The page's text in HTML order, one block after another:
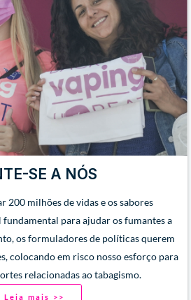
SE A NÓS
200 milhões de vidas e os sabores
fundamental para ajudar os fumantes a
os formuladores de políticas querem
colocando em risco nosso esforço para
relacionadas ao tabagismo.
Leia mais >>